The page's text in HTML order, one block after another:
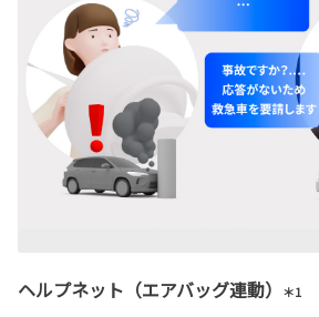
ヘルプネット（エアバッグ連動） ＊1